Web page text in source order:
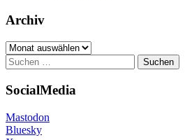
Archiv
Archiv
Suchen
nach:
SocialMedia
Mastodon
Bluesky